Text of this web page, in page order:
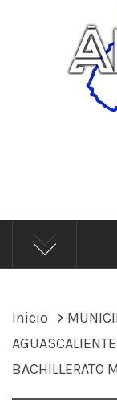
Inicio
BACHILLERATO